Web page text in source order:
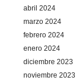
abril 2024
marzo 2024
febrero 2024
enero 2024
diciembre 2023
noviembre 2023